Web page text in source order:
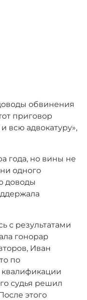
обвинения
приговор
всю адвокатуру»,
года, но вины не
одного
доводы
с результатами
гонорар
Иван
по
судья решил
этого